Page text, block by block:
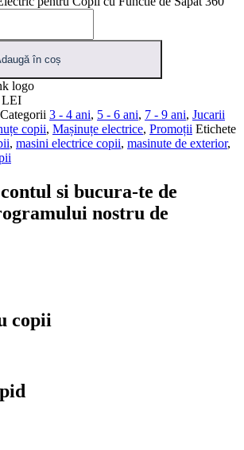
în coș
LEI
Categorii 3 - 4 ani, 5 - 6 ani, 7 - 9 ani, Jucarii
copii, Mașinuțe electrice, Promoții Etichete
, masini electrice copii, masinute de exterior,
si bucura-te de
nostru de
copii